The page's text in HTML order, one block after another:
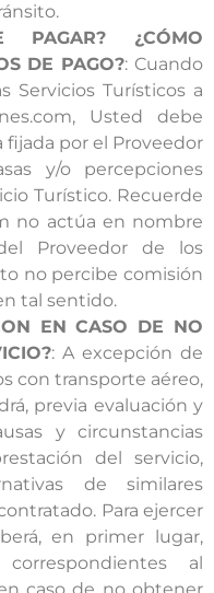
PAGAR? ¿CÓMO
DE PAGO?: Cuando
Servicios Turísticos a
Usted debe
fijada por el Proveedor
y/o percepciones
Turístico. Recuerde
no actúa en nombre
Proveedor de los
no percibe comisión
tal sentido.
EN CASO DE NO
: A excepción de
con transporte aéreo,
previa evaluación y
y circunstancias
del servicio,
de similares
Para ejercer
en primer lugar,
al